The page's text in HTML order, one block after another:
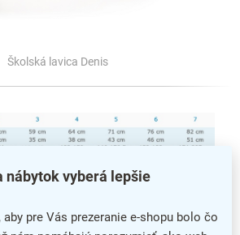
nábytok vyberá lepšie
pre Vás prezeranie e-shopu bolo čo
Školská lavica Denis